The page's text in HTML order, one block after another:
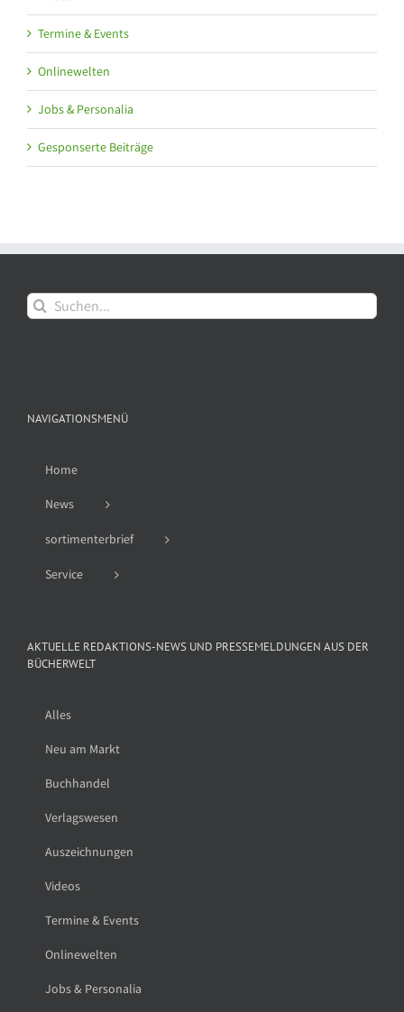
Termine & Events
Onlinewelten
Jobs & Personalia
Gesponserte Beiträge
Suche
nach:
NAVIGATIONSMENÜ
Home
News
sortimenterbrief
Service
AKTUELLE REDAKTIONS-NEWS UND PRESSEMELDUNGEN AUS DER
BÜCHERWELT
Alles
Neu am Markt
Buchhandel
Verlagswesen
Auszeichnungen
Videos
Termine & Events
Onlinewelten
Jobs & Personalia